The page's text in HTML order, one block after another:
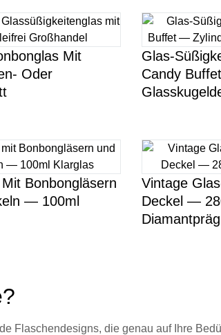
Mit
Oder
Glas-
Candy
Bonbongläsern
— 100ml
Vintage
Deckel —
Flaschendesigns, die genau auf Ihre